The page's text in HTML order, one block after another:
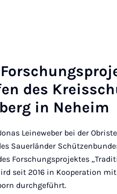
des
in Ne­heim
Leineweber bei der
Sauerländer
Forschungsprojektes
seit 2016 in Kooperation
durchgeführt.